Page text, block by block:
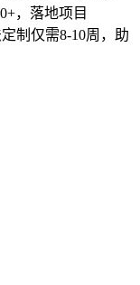
，落地项目
制仅需8-10周，助